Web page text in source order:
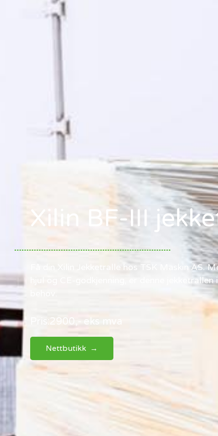
Xilin BF-III
Få din Xilin Jekketralle hos TSK Maskin
hjul og CE-godkjenning, er denne
Pris:2900,- eks mva
Nettbutikk →